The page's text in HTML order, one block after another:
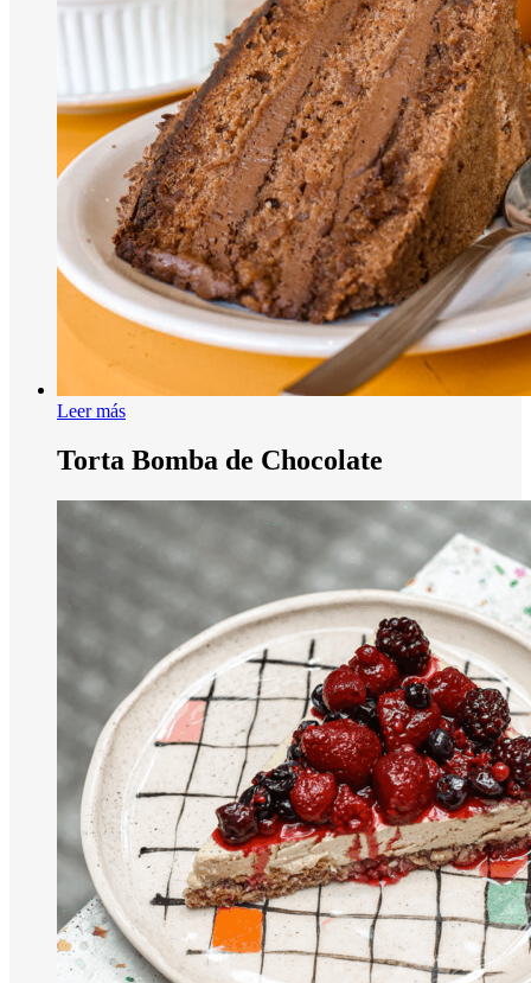
Leer más
Torta Bomba de Chocolate